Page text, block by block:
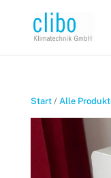
Start/ Alle